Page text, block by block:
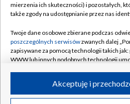
Naziemna Telewizja Cyfrowa
Rada Programowa
System NOS
Informacje o nadawcy
Program dla prasy
Pomoc
Kontakt
Kanały
©2026 Telewizja Polska
mierzenia ich skuteczności) i pozostałych,
także zgody na udostępnianie przez nas
Twoje dane osobowe zbierane podczas
poszczególnych serwisówzwanych dalej
zapisywane za pomocą technologii takich
WWW lub innych podobnych technologii
ruchu w Internecie.Akceptuję i